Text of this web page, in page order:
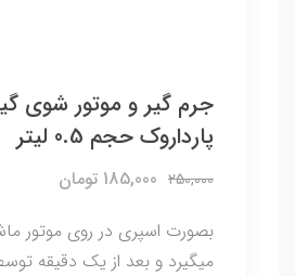
جرم گیر و موتور شوی
پارداروک حجم 0.5 لیتر
250,000 185,000 تومان
بصورت اسپری در روی موتور
میگیرد و بعد از یک دقیقه